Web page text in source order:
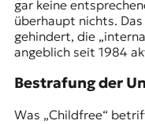
gar keine
überhaupt nichts.
gehindert, die
angeblich seit 1984
Bestrafung der
Was „Childfree“